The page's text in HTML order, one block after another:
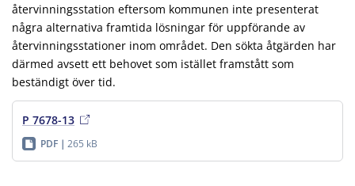
återvinningsstation eftersom kommunen inte presenterat
några alternativa framtida lösningar för uppförande av
återvinningsstationer inom området. Den sökta åtgärden har
därmed avsett ett behovet som istället framstått som
beständigt över tid.
P 7678-13
PDF 265 kB